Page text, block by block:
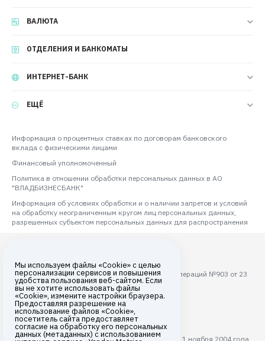
Мы используем файлы «Cookie» с целью
персонализации сервисов и повышения
удобства пользования веб-сайтом. Если
вы не хотите использовать файлы
«Cookie», измените настройки браузера.
Предоставляя разрешение на
использование файлов «Cookie»,
посетитель сайта предоставляет
согласие на обработку его персональных
данных (метаданных) с использованием
ВАЛЮТА
ОТДЕЛЕНИЯ И БАНКОМАТЫ
ИНТЕРНЕТ-БАНК
ЕЩЁ
Информация о процентных ставках по договорам банковского
вклада с физическими лицами
Финансовый уполномоченный
Политика в отношении обработки персональных данных в АО
"ВЛАДБИЗНЕСБАНК"
Информация об условиях обработки и о наличии запретов и условий
на обработку неограниченным кругом лиц персональных данных,
разрешенных субъектом персональных данных для распространения
Лицензия ЦБ РФ на осуществление банковских операций №903 от 23
августа 2017 года
Все права защищены © 2026
АО «ВЛАДБИЗНЕСБАНК»
АО "ВЛАДБИЗНЕСБАНК" с 11 ноября 2004 года